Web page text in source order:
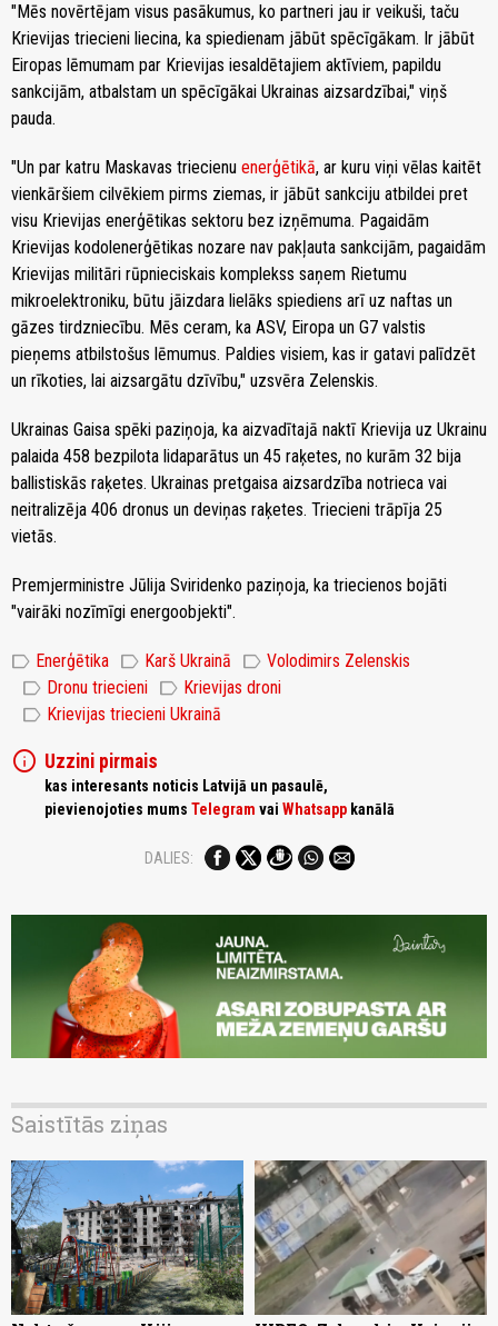
"Mēs novērtējam visus pasākumus, ko partneri jau ir veikuši, taču
Krievijas triecieni liecina, ka spiedienam jābūt spēcīgākam. Ir jābūt
Eiropas lēmumam par Krievijas iesaldētajiem aktīviem, papildu
sankcijām, atbalstam un spēcīgākai Ukrainas aizsardzībai," viņš
pauda.
"Un par katru Maskavas triecienu enerģētikā, ar kuru viņi vēlas kaitēt
vienkāršiem cilvēkiem pirms ziemas, ir jābūt sankciju atbildei pret
visu Krievijas enerģētikas sektoru bez izņēmuma. Pagaidām
Krievijas kodolenerģētikas nozare nav pakļauta sankcijām, pagaidām
Krievijas militāri rūpnieciskais komplekss saņem Rietumu
mikroelektroniku, būtu jāizdara lielāks spiediens arī uz naftas un
gāzes tirdzniecību. Mēs ceram, ka ASV, Eiropa un G7 valstis
pieņems atbilstošus lēmumus. Paldies visiem, kas ir gatavi palīdzēt
un rīkoties, lai aizsargātu dzīvību," uzsvēra Zelenskis.
Ukrainas Gaisa spēki paziņoja, ka aizvadītajā naktī Krievija uz Ukrainu
palaida 458 bezpilota lidaparātus un 45 raķetes, no kurām 32 bija
ballistiskās raķetes. Ukrainas pretgaisa aizsardzība notrieca vai
neitralizēja 406 dronus un deviņas raķetes. Triecieni trāpīja 25
vietās.
Premjerministre Jūlija Sviridenko paziņoja, ka triecienos bojāti
"vairāki nozīmīgi energoobjekti".
label Enerģētika label Karš Ukrainā label Volodimirs Zelenskis
label Dronu triecieni label Krievijas droni
label Krievijas triecieni Ukrainā
info Uzzini pirmais
kas interesants noticis Latvijā un pasaulē,
pievienojoties mums Telegram vai Whatsapp kanālā
DALIES:
Saistītās ziņas